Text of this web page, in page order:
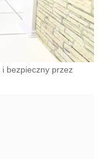
i bezpieczny przez